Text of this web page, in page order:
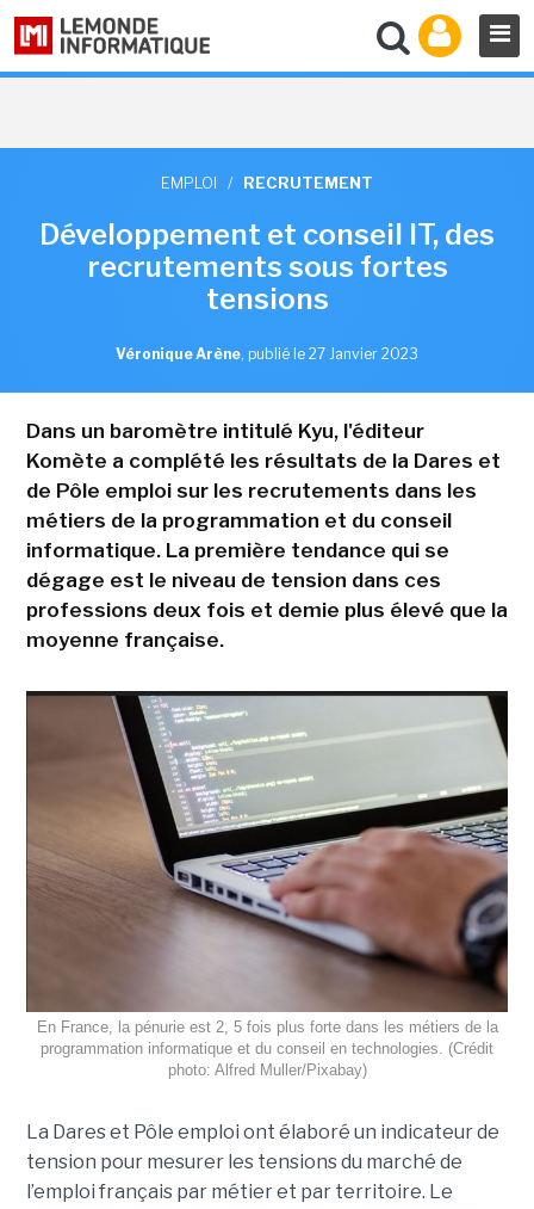
EMPLOI / RECRUTEMENT
Développement et conseil IT, des
recrutements sous fortes
tensions
Véronique Arène, publié le 27 Janvier 2023
Dans un baromètre intitulé Kyu, l'éditeur
Komète a complété les résultats de la Dares et
de Pôle emploi sur les recrutements dans les
métiers de la programmation et du conseil
informatique. La première tendance qui se
dégage est le niveau de tension dans ces
professions deux fois et demie plus élevé que la
moyenne française.
En France, la pénurie est 2, 5 fois plus forte dans les métiers de la
programmation informatique et du conseil en technologies. (Crédit
photo: Alfred Muller/Pixabay)
La Dares et Pôle emploi ont élaboré un indicateur de
tension pour mesurer les tensions du marché de
l’emploi français par métier et par territoire. Le